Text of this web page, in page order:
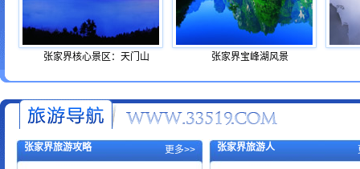
张家界核心景区：天门山 张家界宝峰湖风景
更多>>
张家界旅游攻略 张家界旅游人